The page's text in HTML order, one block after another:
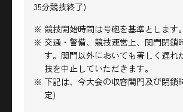
35分競技終了)
※ 競技開始時間は号砲を基準とします。
※ 交通・警備、競技運営上、関門閉鎖
す。関門以外においても著しく遅れ
技を中止していただきます。
※ 下記は、今大会の収容関門及び閉鎖
定)